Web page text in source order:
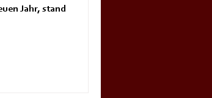
Jahr, stand